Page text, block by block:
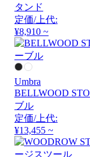
タンド
定価/上代:
¥8,910 ~
Umbra
BELLWOOD
ブル
定価/上代:
¥13,455 ~